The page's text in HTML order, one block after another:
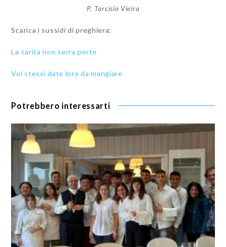
P. Tarcisio Vieira
Scarica i sussidi di preghiera:
La carità non serra porte
Voi stessi date loro da mangiare
Potrebbero interessarti